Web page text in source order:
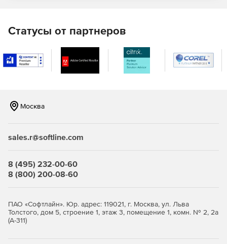
или создайте свой собственный отчет.
Опции диаграмм включают Таблицы, линейные
диаграммы, столбиковые диаграммы, секторные
диаграммы, составные столбиковые диаграммы и
Доступ 24/7.
Сохранение отчетов в формате PDF.
Хранилище
Статусы от партнеров
Москва
sales.r@softline.com
8 (495) 232-00-60
8 (800) 200-08-60
ПАО «Софтлайн». Юр. адрес: 119021, г. Москва, ул. Льва
Толстого, дом 5, строение 1, этаж 3, помещение 1, комн. № 2, 2а
(А-311)